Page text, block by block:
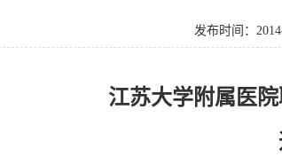
发布时间：
江苏大学附属医